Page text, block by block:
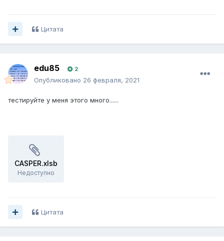
Цитата
edu85 2
Опубликовано 26 февраля, 2021
тестируйте у меня этого много......
CASPER.xlsb
Недоступно
Цитата